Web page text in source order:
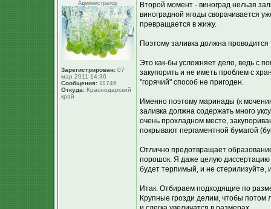
Администратор
Зарегистрирован: 07
мар 2011 14:36
Сообщения: 11746
Откуда: Краснодарский
край
Второй момент - виноград нельзя
виноградной ягоды сворачивается
превращается в жижу.
Поэтому заливка должна
Это как-бы усложняет дело, ведь с
закупорить и не иметь проблем с
"горячий" способ не пригоден.
Именно поэтому маринады (к
заливка должна содержать много
очень прохладном месте,
покрывают пергаментной бумагой
Отлично предотвращает
порошок. Я даже целую диссертацию
будет терпимый, и не стерилизуйте,
Итак. Отбираем подходящие по
Крупные грозди делим, чтобы потом